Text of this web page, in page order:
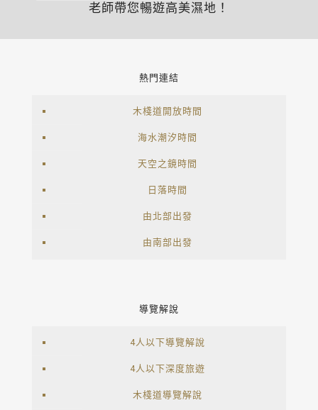
老師帶您暢遊高美濕地！
熱門連結
木棧道開放時間
海水潮汐時間
天空之鏡時間
日落時間
由北部出發
由南部出發
導覽解說
4人以下導覽解說
4人以下深度旅遊
木棧道導覽解說